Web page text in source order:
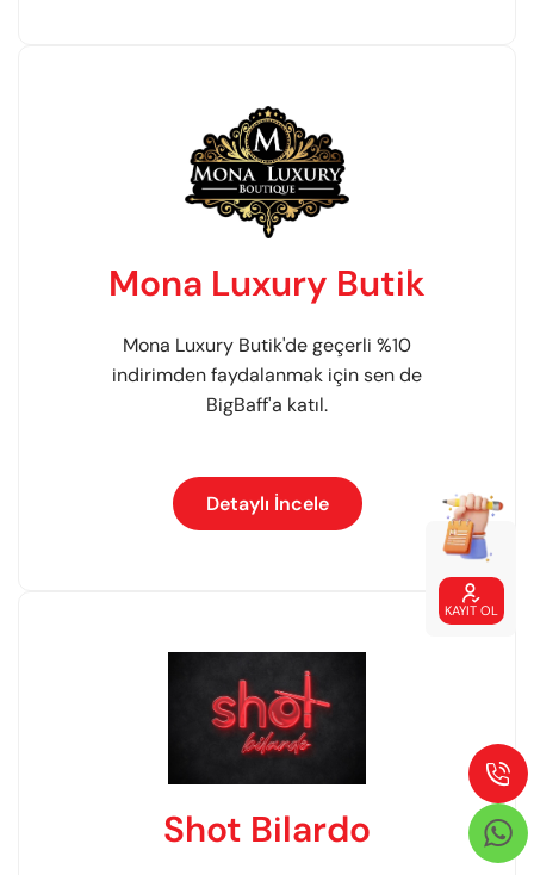

KAYIT OL
Mona Luxury Butik
Mona Luxury Butik'de geçerli %10
indirimden faydalanmak için sen de
BigBaff'a katıl.
Detaylı İncele
Shot Bilardo

